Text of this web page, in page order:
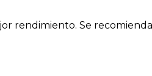
rendimiento. Se